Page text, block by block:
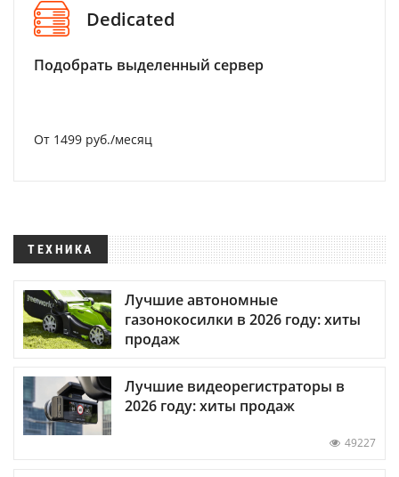
Dedicated
Подобрать выделенный сервер
От 1499 руб./месяц
ТЕХНИКА
Лучшие автономные
газонокосилки в 2026 году: хиты
продаж
Лучшие видеорегистраторы в
2026 году: хиты продаж
49227